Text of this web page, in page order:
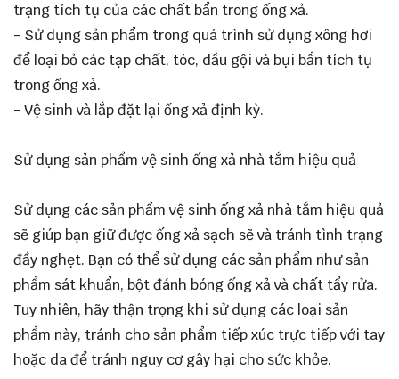
trạng tích tụ của các chất bẩn trong ống xả.
- Sử dụng sản phẩm trong quá trình sử dụng xông hơi
để loại bỏ các tạp chất, tóc, dầu gội và bụi bẩn tích tụ
trong ống xả.
- Vệ sinh và lắp đặt lại ống xả định kỳ.
Sử dụng sản phẩm vệ sinh ống xả nhà tắm hiệu quả
Sử dụng các sản phẩm vệ sinh ống xả nhà tắm hiệu quả
sẽ giúp bạn giữ được ống xả sạch sẽ và tránh tình trạng
đầy nghẹt. Bạn có thể sử dụng các sản phẩm như sản
phẩm sát khuẩn, bột đánh bóng ống xả và chất tẩy rửa.
Tuy nhiên, hãy thận trọng khi sử dụng các loại sản
phẩm này, tránh cho sản phẩm tiếp xúc trực tiếp với tay
hoặc da để tránh nguy cơ gây hại cho sức khỏe.